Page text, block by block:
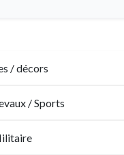
/ décors
/ Sports